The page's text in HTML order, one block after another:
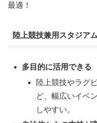
最適！
陸上競技兼用スタジアム
多目的に活用できる
陸上競技やラグ
ど、幅広いイベ
しやすい。